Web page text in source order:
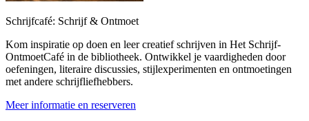
Schrijfcafé: Schrijf & Ontmoet
Kom inspiratie op doen en leer creatief schrijven in Het Schrijf-
OntmoetCafé in de bibliotheek. Ontwikkel je vaardigheden door
oefeningen, literaire discussies, stijlexperimenten en ontmoetingen
met andere schrijfliefhebbers.
Meer informatie en reserveren